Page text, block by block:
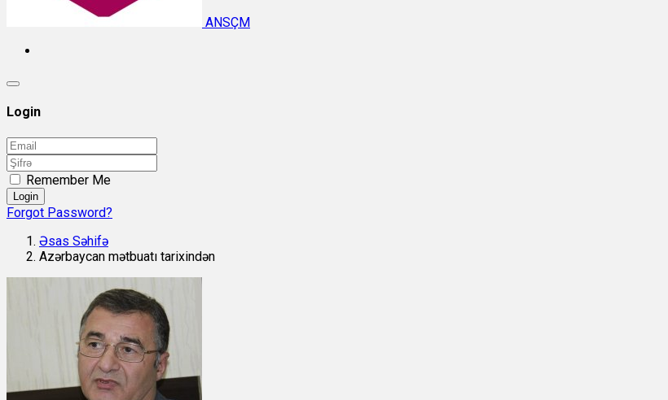
ANSÇM
Login
Remember Me
Login
Forgot Password?
Əsas Səhifə
Azərbaycan mətbuatı tarixindən